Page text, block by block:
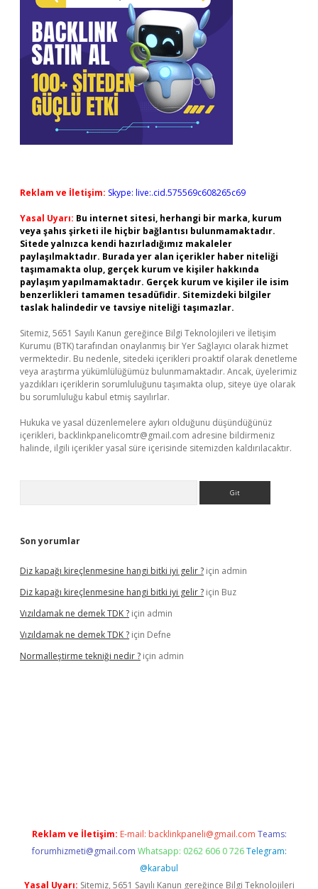
Reklam ve İletişim: Skype: live:.cid.575569c608265c69
Yasal Uyarı: Bu internet sitesi, herhangi bir marka, kurum
veya şahıs şirketi ile hiçbir bağlantısı bulunmamaktadır.
Sitede yalnızca kendi hazırladığımız makaleler
paylaşılmaktadır. Burada yer alan içerikler haber niteliği
taşımamakta olup, gerçek kurum ve kişiler hakkında
paylaşım yapılmamaktadır. Gerçek kurum ve kişiler ile isim
benzerlikleri tamamen tesadüfidir. Sitemizdeki bilgiler
taslak halindedir ve tavsiye niteliği taşımazlar.
Sitemiz, 5651 Sayılı Kanun gereğince Bilgi Teknolojileri ve İletişim
Kurumu (BTK) tarafından onaylanmış bir Yer Sağlayıcı olarak hizmet
vermektedir. Bu nedenle, sitedeki içerikleri proaktif olarak denetleme
veya araştırma yükümlülüğümüz bulunmamaktadır. Ancak, üyelerimiz
yazdıkları içeriklerin sorumluluğunu taşımakta olup, siteye üye olarak
bu sorumluluğu kabul etmiş sayılırlar.
Hukuka ve yasal düzenlemelere aykırı olduğunu düşündüğünüz
içerikleri, backlinkpanelicomtr@gmail.com adresine bildirmeniz
halinde, ilgili içerikler yasal süre içerisinde sitemizden kaldırılacaktır.
Son yorumlar
Diz kapağı kireçlenmesine hangi bitki iyi gelir ? için admin
Diz kapağı kireçlenmesine hangi bitki iyi gelir ? için Buz
Vızıldamak ne demek TDK ? için admin
Vızıldamak ne demek TDK ? için Defne
Normalleştirme tekniği nedir ? için admin
Reklam ve İletişim: E-mail: backlinkpaneli@gmail.com Teams:
forumhizmeti@gmail.com Whatsapp: 0262 606 0 726 Telegram:
@karabul
Yasal Uyarı: Sitemiz, 5651 Sayılı Kanun gereğince Bilgi Teknolojileri